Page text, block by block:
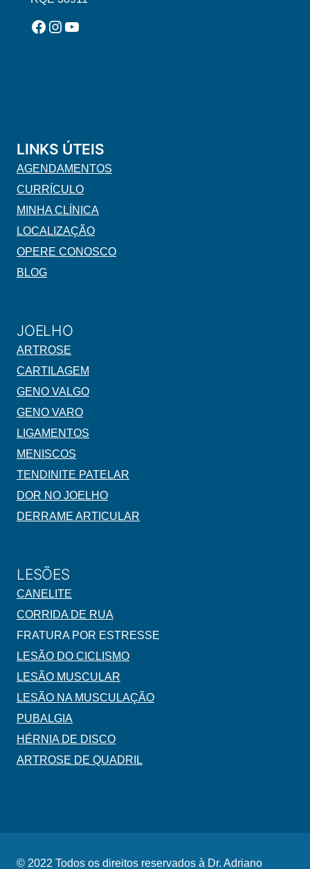
Facebook
Instagram
YouTube
LINKS ÚTEIS
AGENDAMENTOS
CURRÍCULO
MINHA CLÍNICA
LOCALIZAÇÃO
OPERE CONOSCO
BLOG
JOELHO
ARTROSE
CARTILAGEM
GENO VALGO
GENO VARO
LIGAMENTOS
MENISCOS
TENDINITE PATELAR
DOR NO JOELHO
DERRAME ARTICULAR
LESÕES
CANELITE
CORRIDA DE RUA
FRATURA POR ESTRESSE
LESÃO DO CICLISMO
LESÃO MUSCULAR
LESÃO NA MUSCULAÇÃO
PUBALGIA
HÉRNIA DE DISCO
ARTROSE DE QUADRIL
© 2022 Todos os direitos reservados à Dr. Adriano